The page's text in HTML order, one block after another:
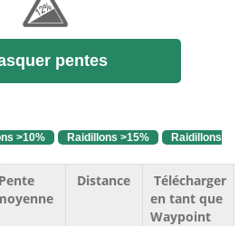
pentes
>10% Raidillons >15%
Raidillons
Pente
Distance
Télécharger
en tant que
Waypoint